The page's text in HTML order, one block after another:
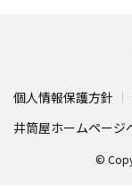
個人情報保護方針
井筒屋ホームページ
©